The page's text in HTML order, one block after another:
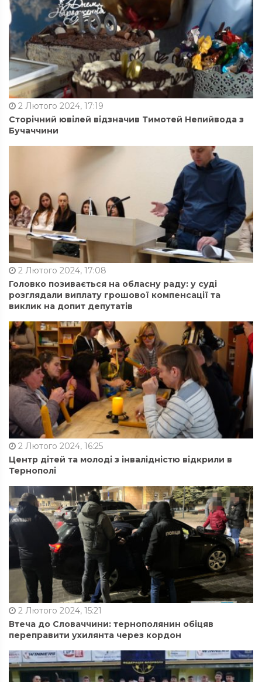
2 Лютого 2024, 17:19
Сторічний ювілей відзначив Тимотей Непийвода з
Бучаччини
2 Лютого 2024, 17:08
Головко позивається на обласну раду: у суді
розглядали виплату грошової компенсації та
виклик на допит депутатів
2 Лютого 2024, 16:25
Центр дітей та молоді з інвалідністю відкрили в
Тернополі
2 Лютого 2024, 15:21
Втеча до Словаччини: тернополянин обіцяв
переправити ухилянта через кордон